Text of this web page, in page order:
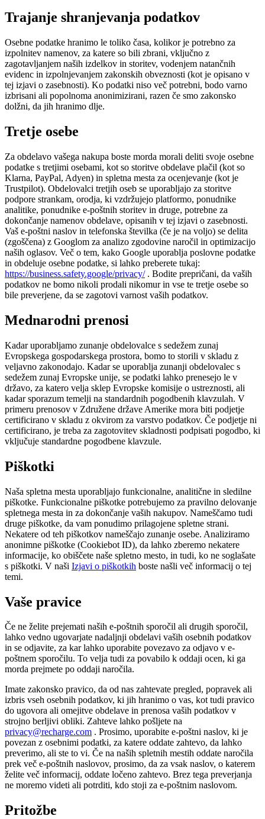
Trajanje shranjevanja podatkov
Osebne podatke hranimo le toliko časa, kolikor je potrebno za
izpolnitev namenov, za katere so bili zbrani, vključno z
zagotavljanjem naših izdelkov in storitev, vodenjem natančnih
evidenc in izpolnjevanjem zakonskih obveznosti (kot je opisano v
tej izjavi o zasebnosti). Ko podatki niso več potrebni, bodo varno
izbrisani ali popolnoma anonimizirani, razen če smo zakonsko
dolžni, da jih hranimo dlje.
Tretje osebe
Za obdelavo vašega nakupa boste morda morali deliti svoje osebne
podatke s tretjimi osebami, kot so storitve obdelave plačil (kot so
Klarna, PayPal, Adyen) in spletna mesta za ocenjevanje (kot je
Trustpilot). Obdelovalci tretjih oseb se uporabljajo za storitve
podpore strankam, orodja, ki vzdržujejo platformo, ponudnike
analitike, ponudnike e-poštnih storitev in druge, potrebne za
dokončanje namenov obdelave, opisanih v tej izjavi o zasebnosti.
Vaš e-poštni naslov in telefonska številka (če je na voljo) se delita
(zgoščena) z Googlom za analizo zgodovine naročil in optimizacijo
naših oglasov. Več o tem, kako Google uporablja poslovne podatke
in obdeluje osebne podatke, si lahko preberete tukaj:
https://business.safety.google/privacy/. Bodite prepričani, da vaših
podatkov ne bomo nikoli prodali nikomur in vse te tretje osebe so
bile preverjene, da se zagotovi varnost vaših podatkov.
Mednarodni prenosi
Kadar uporabljamo zunanje obdelovalce s sedežem zunaj
Evropskega gospodarskega prostora, bomo to storili v skladu z
veljavno zakonodajo. Kadar se uporablja zunanji obdelovalec s
sedežem zunaj Evropske unije, se podatki lahko prenesejo le v
državo, za katero velja sklep Evropske komisije o ustreznosti, ali
kadar sporazum temelji na standardnih pogodbenih klavzulah. V
primeru prenosov v Združene države Amerike mora biti podjetje
certificirano v skladu z okvirom za varstvo podatkov. Če podjetje ni
certificirano, je treba za zagotovitev skladnosti podpisati pogodbo, ki
vključuje standardne pogodbene klavzule.
Piškotki
Naša spletna mesta uporabljajo funkcionalne, analitične in sledilne
piškotke. Funkcionalne piškotke potrebujemo za pravilno delovanje
spletnega mesta in za dokončanje vaših nakupov. Nameščamo tudi
druge piškotke, da vam ponudimo prilagojene spletne strani.
Nekatere od teh piškotkov nameščajo zunanje osebe. Analiziramo
anonimne piškotke (Cookiebot ID), da lahko zberemo nekatere
informacije, ko obiščete naše spletno mesto, in tudi, ko ne soglašate
s piškotki. V naši Izjavi o piškotkih boste našli več informacij o tej
temi.
Vaše pravice
Če ne želite prejemati naših e-poštnih sporočil ali drugih sporočil,
lahko vedno ugovarjate nadaljnji obdelavi vaših osebnih podatkov
in se odjavite, za kar lahko uporabite povezavo za odjavo v e-
poštnem sporočilu. To velja tudi za povabilo k oddaji ocen, ki ga
morda prejmete po oddaji naročila.
Imate zakonsko pravico, da od nas zahtevate pregled, popravek ali
izbris vseh osebnih podatkov, ki jih hranimo o vas, kot tudi pravico
do ugovora ali omejitve obdelave in prenosa vaših podatkov v
strojno berljivi obliki. Zahteve lahko pošljete na
privacy@recharge.com . Prosimo, uporabite e-poštni naslov, ki je
povezan z osebnimi podatki, za katere oddate zahtevo, da lahko
preverimo, ali ste to vi. Če na naših spletnih mestih oddate naročila
prek več e-poštnih naslovov, prosimo, da za vsak naslov, o katerem
želite več informacij, oddate ločeno zahtevo. Brez tega preverjanja
ne moremo videti ali potrditi, kdo stoji za e-poštnim naslovom.
Pritožbe